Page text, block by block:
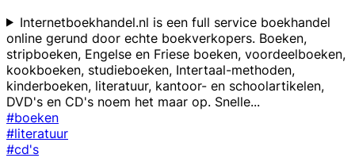
Internetboekhandel.nl is een full service boekhandel
online gerund door echte boekverkopers. Boeken,
stripboeken, Engelse en Friese boeken, voordeelboeken,
kookboeken, studieboeken, Intertaal-methoden,
kinderboeken, literatuur, kantoor- en schoolartikelen,
DVD's en CD's noem het maar op. Snelle...
#boeken
#literatuur
#cd's